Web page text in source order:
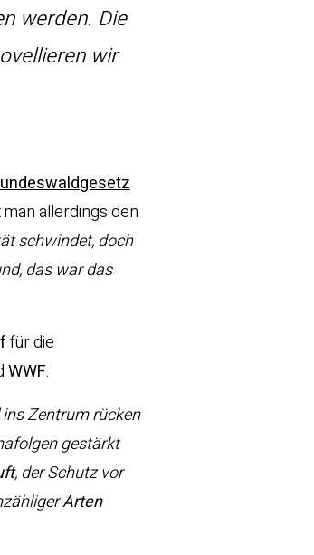
werden. Die
wir
man allerdings den
schwindet, doch
das war das
für die
WWF.
ins Zentrum rücken
gestärkt
, der Schutz vor
Arten